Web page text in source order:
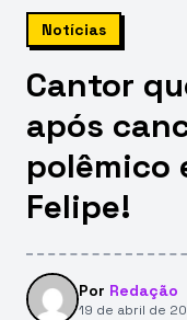
Notícias
Cantor
após
polêmico
Felipe!
Por Redação
19 de abril de